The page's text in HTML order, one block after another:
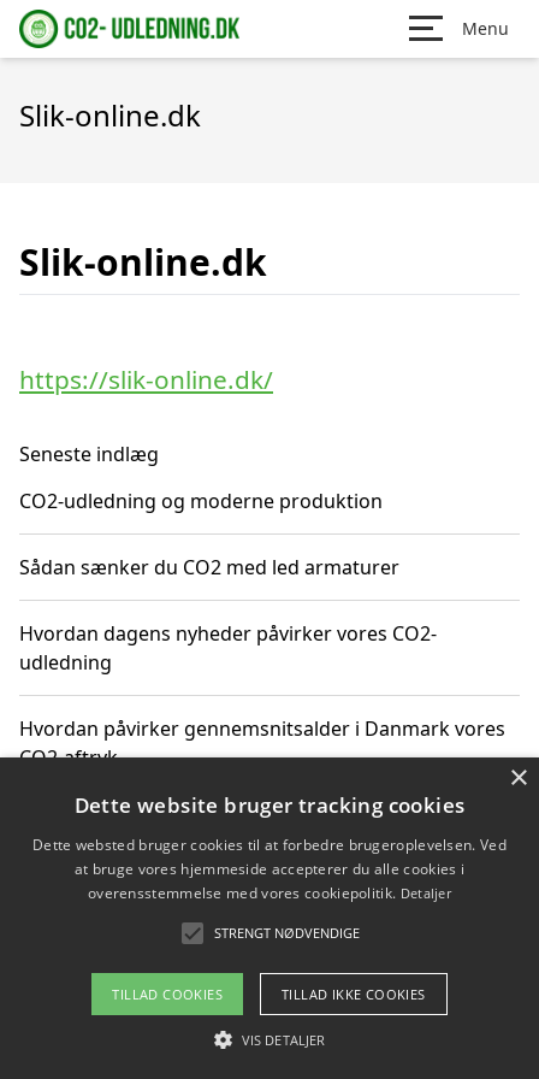
Menu
Slik-online.dk
Slik-online.dk
https://slik-online.dk/
Seneste indlæg
CO2-udledning og moderne produktion
Sådan sænker du CO2 med led armaturer
Hvordan dagens nyheder påvirker vores CO2-
udledning
Hvordan påvirker gennemsnitsalder i Danmark vores
CO2-aftryk
Hvordan nyheder om CO2-udledning påvirker vores
hverdag
Om / kontakt
Blog Betingelser
×
Dette website bruger tracking cookies
Dette websted bruger cookies til at forbedre brugeroplevelsen. Ved
at bruge vores hjemmeside accepterer du alle cookies i
overensstemmelse med vores cookiepolitik. Detaljer
STRENGT NØDVENDIGE
TILLAD COOKIES TILLAD IKKE COOKIES
VIS DETALJER